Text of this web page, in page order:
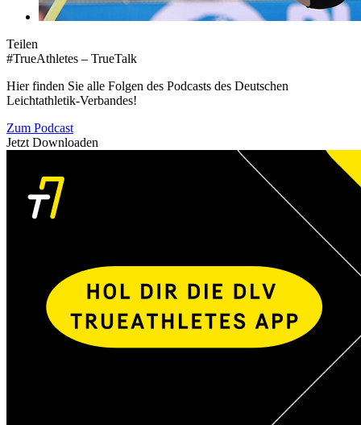
Teilen
#TrueAthletes – TrueTalk
Hier finden Sie alle Folgen des Podcasts des Deutschen
Leichtathletik-Verbandes!
Zum Podcast
Jetzt Downloaden